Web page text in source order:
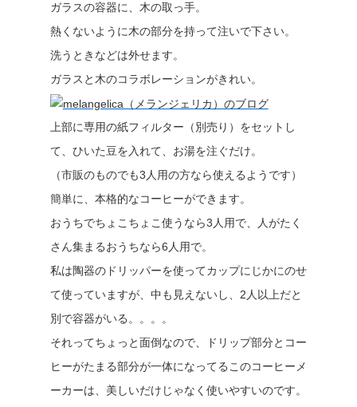
ガラスの容器に、木の取っ手。
熱くないように木の部分を持って注いで下さい。
洗うときなどは外せます。
ガラスと木のコラボレーションがきれい。
上部に専用の紙フィルター（別売り）をセットし
て、ひいた豆を入れて、お湯を注ぐだけ。
（市販のものでも3人用の方なら使えるようです）
簡単に、本格的なコーヒーができます。
おうちでちょこちょこ使うなら3人用で、人がたく
さん集まるおうちなら6人用で。
私は陶器のドリッパーを使ってカップにじかにのせ
て使っていますが、中も見えないし、2人以上だと
別で容器がいる。。。。
それってちょっと面倒なので、ドリップ部分とコー
ヒーがたまる部分が一体になってるこのコーヒーメ
ーカーは、美しいだけじゃなく使いやすいのです。